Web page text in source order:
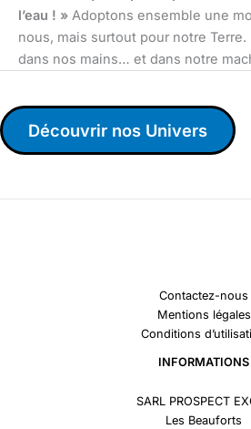
l’eau ! » Adoptons ensemble une
nous, mais surtout pour notre
dans nos mains… et dans notre
Découvrir nos Univers
Contactez-nous
Mentions légales
Conditions
INFORMATIONS
SARL PROSPECT
Les Beauforts